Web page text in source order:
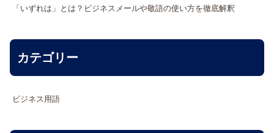
「いずれは」とは？ビジネスメールや敬語の使い方を徹底解釈
カテゴリー
ビジネス用語